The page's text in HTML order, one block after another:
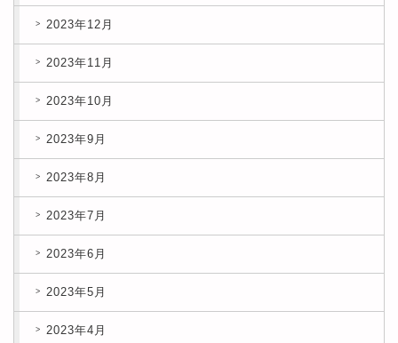
2023年12月
2023年11月
2023年10月
2023年9月
2023年8月
2023年7月
2023年6月
2023年5月
2023年4月